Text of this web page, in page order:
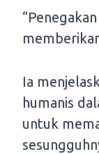
Ia
humanis
untuk